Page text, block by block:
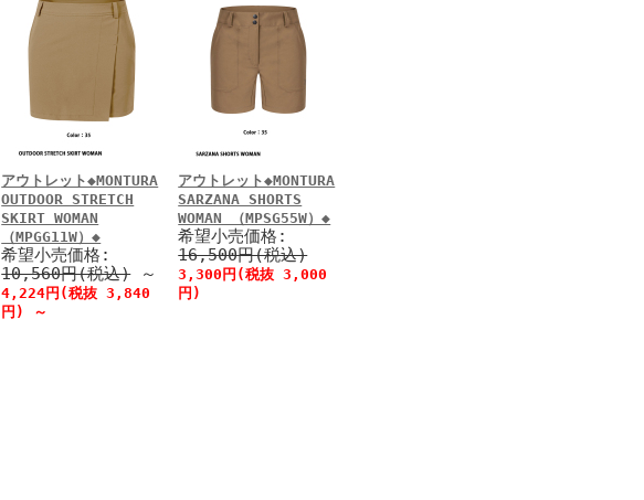
アウトレット◆MONTURA
OUTDOOR STRETCH
SKIRT WOMAN
（MPGG11W）◆
希望小売価格:
10,560円(税込)
～
4,224円(税抜 3,840
円)
～
アウトレット◆MONTURA
SARZANA SHORTS
WOMAN （MPSG55W）◆
希望小売価格:
16,500円(税込)
3,300円(税抜 3,000
円)